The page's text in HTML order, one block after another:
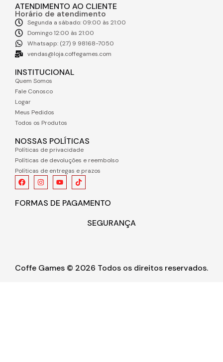
ATENDIMENTO AO CLIENTE
Horário de atendimento
Segunda a sábado: 09:00 às 21:00
Domingo 12:00 às 21:00
Whatsapp: (27) 9 98168-7050
vendas@loja.coffegames.com
INSTITUCIONAL
Quem Somos
Fale Conosco
Logar
Meus Pedidos
Todos os Produtos
NOSSAS POLÍTICAS
Políticas de privacidade
Políticas de devoluções e reembolso
Políticas de entregas e prazos
FORMAS DE PAGAMENTO
SEGURANÇA
Coffe Games © 2026 Todos os direitos reservados.